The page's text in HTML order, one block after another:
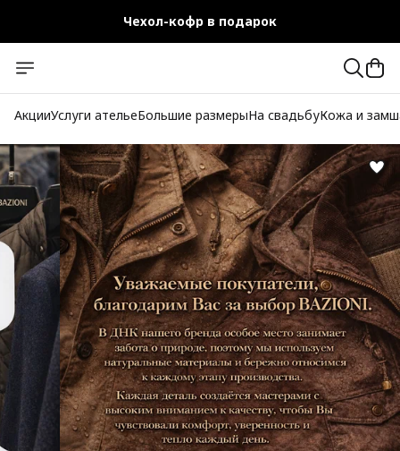
Чехол-кофр в подарок
Бесплатная доставка при заказе от 10 000 руб.
АкцииУслуги ательеБольшие размерыНа свадьбуКожа и